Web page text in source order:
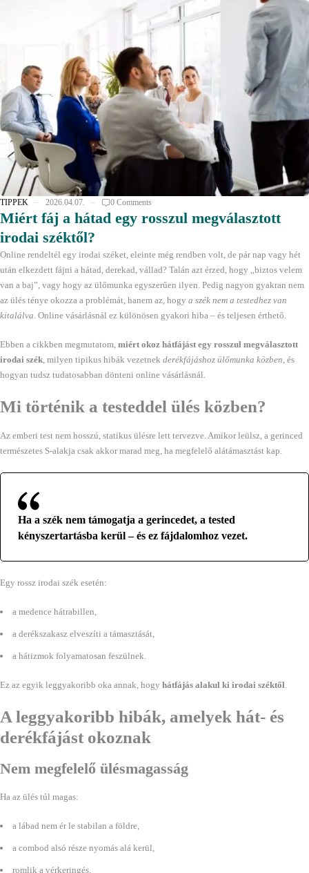
TIPPEK 2026.04.07. 0 Comments
Miért fáj a hátad egy rosszul megválasztott
irodai széktől?
Online rendeltél egy irodai széket, eleinte még rendben volt, de pár nap vagy hét
után elkezdett fájni a hátad, derekad, vállad? Talán azt érzed, hogy „biztos velem
van a baj”, vagy hogy az ülőmunka egyszerűen ilyen. Pedig nagyon gyakran nem
az ülés ténye okozza a problémát, hanem az, hogy a szék nem a testedhez van
kitalálva. Online vásárlásnál ez különösen gyakori hiba – és teljesen érthető.
Ebben a cikkben megmutatom, miért okoz hátfájást egy rosszul megválasztott
irodai szék, milyen tipikus hibák vezetnek derékfájáshoz ülőmunka közben, és
hogyan tudsz tudatosabban dönteni online vásárlásnál.
Mi történik a testeddel ülés közben?
Az emberi test nem hosszú, statikus ülésre lett tervezve. Amikor leülsz, a gerinced
természetes S-alakja csak akkor marad meg, ha megfelelő alátámasztást kap.
Ha a szék nem támogatja a gerincedet, a tested
kényszertartásba kerül – és ez fájdalomhoz vezet.
Egy rossz irodai szék esetén:
a medence hátrabillen,
a derékszakasz elveszíti a támasztását,
a hátizmok folyamatosan feszülnek.
Ez az egyik leggyakoribb oka annak, hogy hátfájás alakul ki irodai széktől.
A leggyakoribb hibák, amelyek hát- és
derékfájást okoznak
Nem megfelelő ülésmagasság
Ha az ülés túl magas:
a lábad nem ér le stabilan a földre,
a combod alsó része nyomás alá kerül,
romlik a vérkeringés.